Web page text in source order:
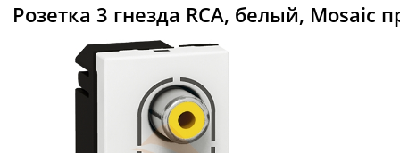
Розетка 3 гнезда RCA, белый, Mosaic